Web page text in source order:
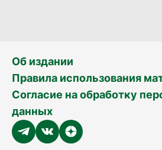
Об издании
Правила использования
Согласие на обработку
данных